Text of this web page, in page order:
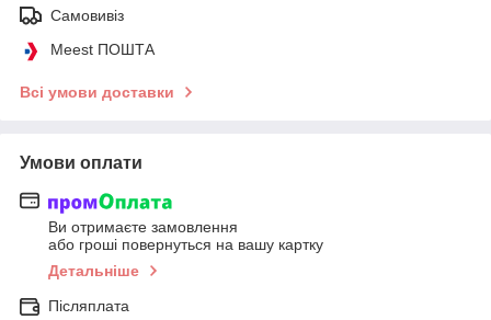
Самовивіз
Meest ПОШТА
Всі умови доставки
Умови оплати
Ви отримаєте замовлення
або гроші повернуться на вашу картку
Детальніше
Післяплата